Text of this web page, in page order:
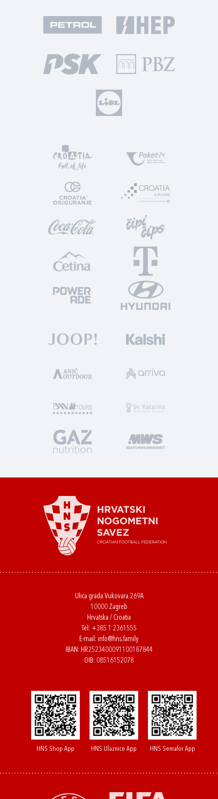
Ulica grada Vukovara 269A
10000 Zagreb
Hrvatska / Croatia
Tel: +385 1 2361555
E-mail: info@hns.family
IBAN: HR2523400091100187844
OIB: 08516152078
HNS Shop App HNS Ulaznice App HNS Semafor App